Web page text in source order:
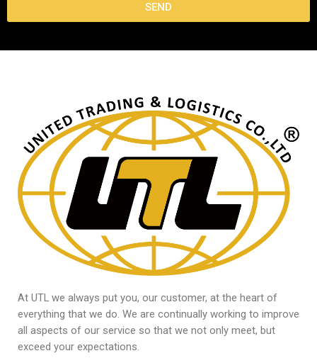
SEND
At UTL we always put you, our customer, at the heart of
everything that we do. We are continually working to improve
all aspects of our service so that we not only meet, but
exceed your expectations.